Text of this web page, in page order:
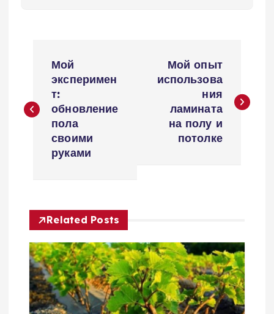
в
а
ц
и
я
Мой
эксперимен
т:
обновление
пола
своими
руками
Мой опыт
использова
ния
ламината
на полу и
потолке
Related Posts